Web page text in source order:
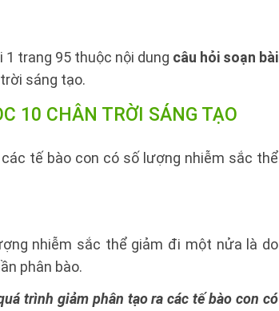
trang 95 thuộc nội dung câu hỏi soạn bài
sáng tạo.
10 CHÂN TRỜI SÁNG TẠO
tế bào con có số lượng nhiễm sắc thể
nhiễm sắc thể giảm đi một nửa là do
phân bào.
trình giảm phân tạo ra các tế bào con có